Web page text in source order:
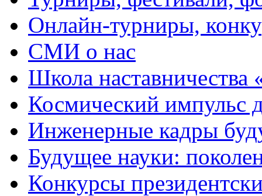
Онлайн-турниры,
СМИ о нас
Школа
Космический импульс
Инженерные кадры
Будущее науки:
Конкурсы